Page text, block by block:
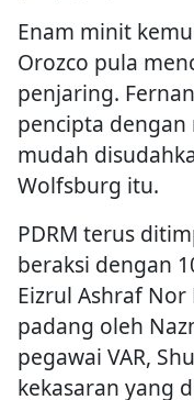
Enam minit
Orozco pula
penjaring.
pencipta
mudah
Wolfsburg itu.
PDRM terus
beraksi dengan
Eizrul Ashraf
padang oleh
pegawai VAR,
kekasaran yang